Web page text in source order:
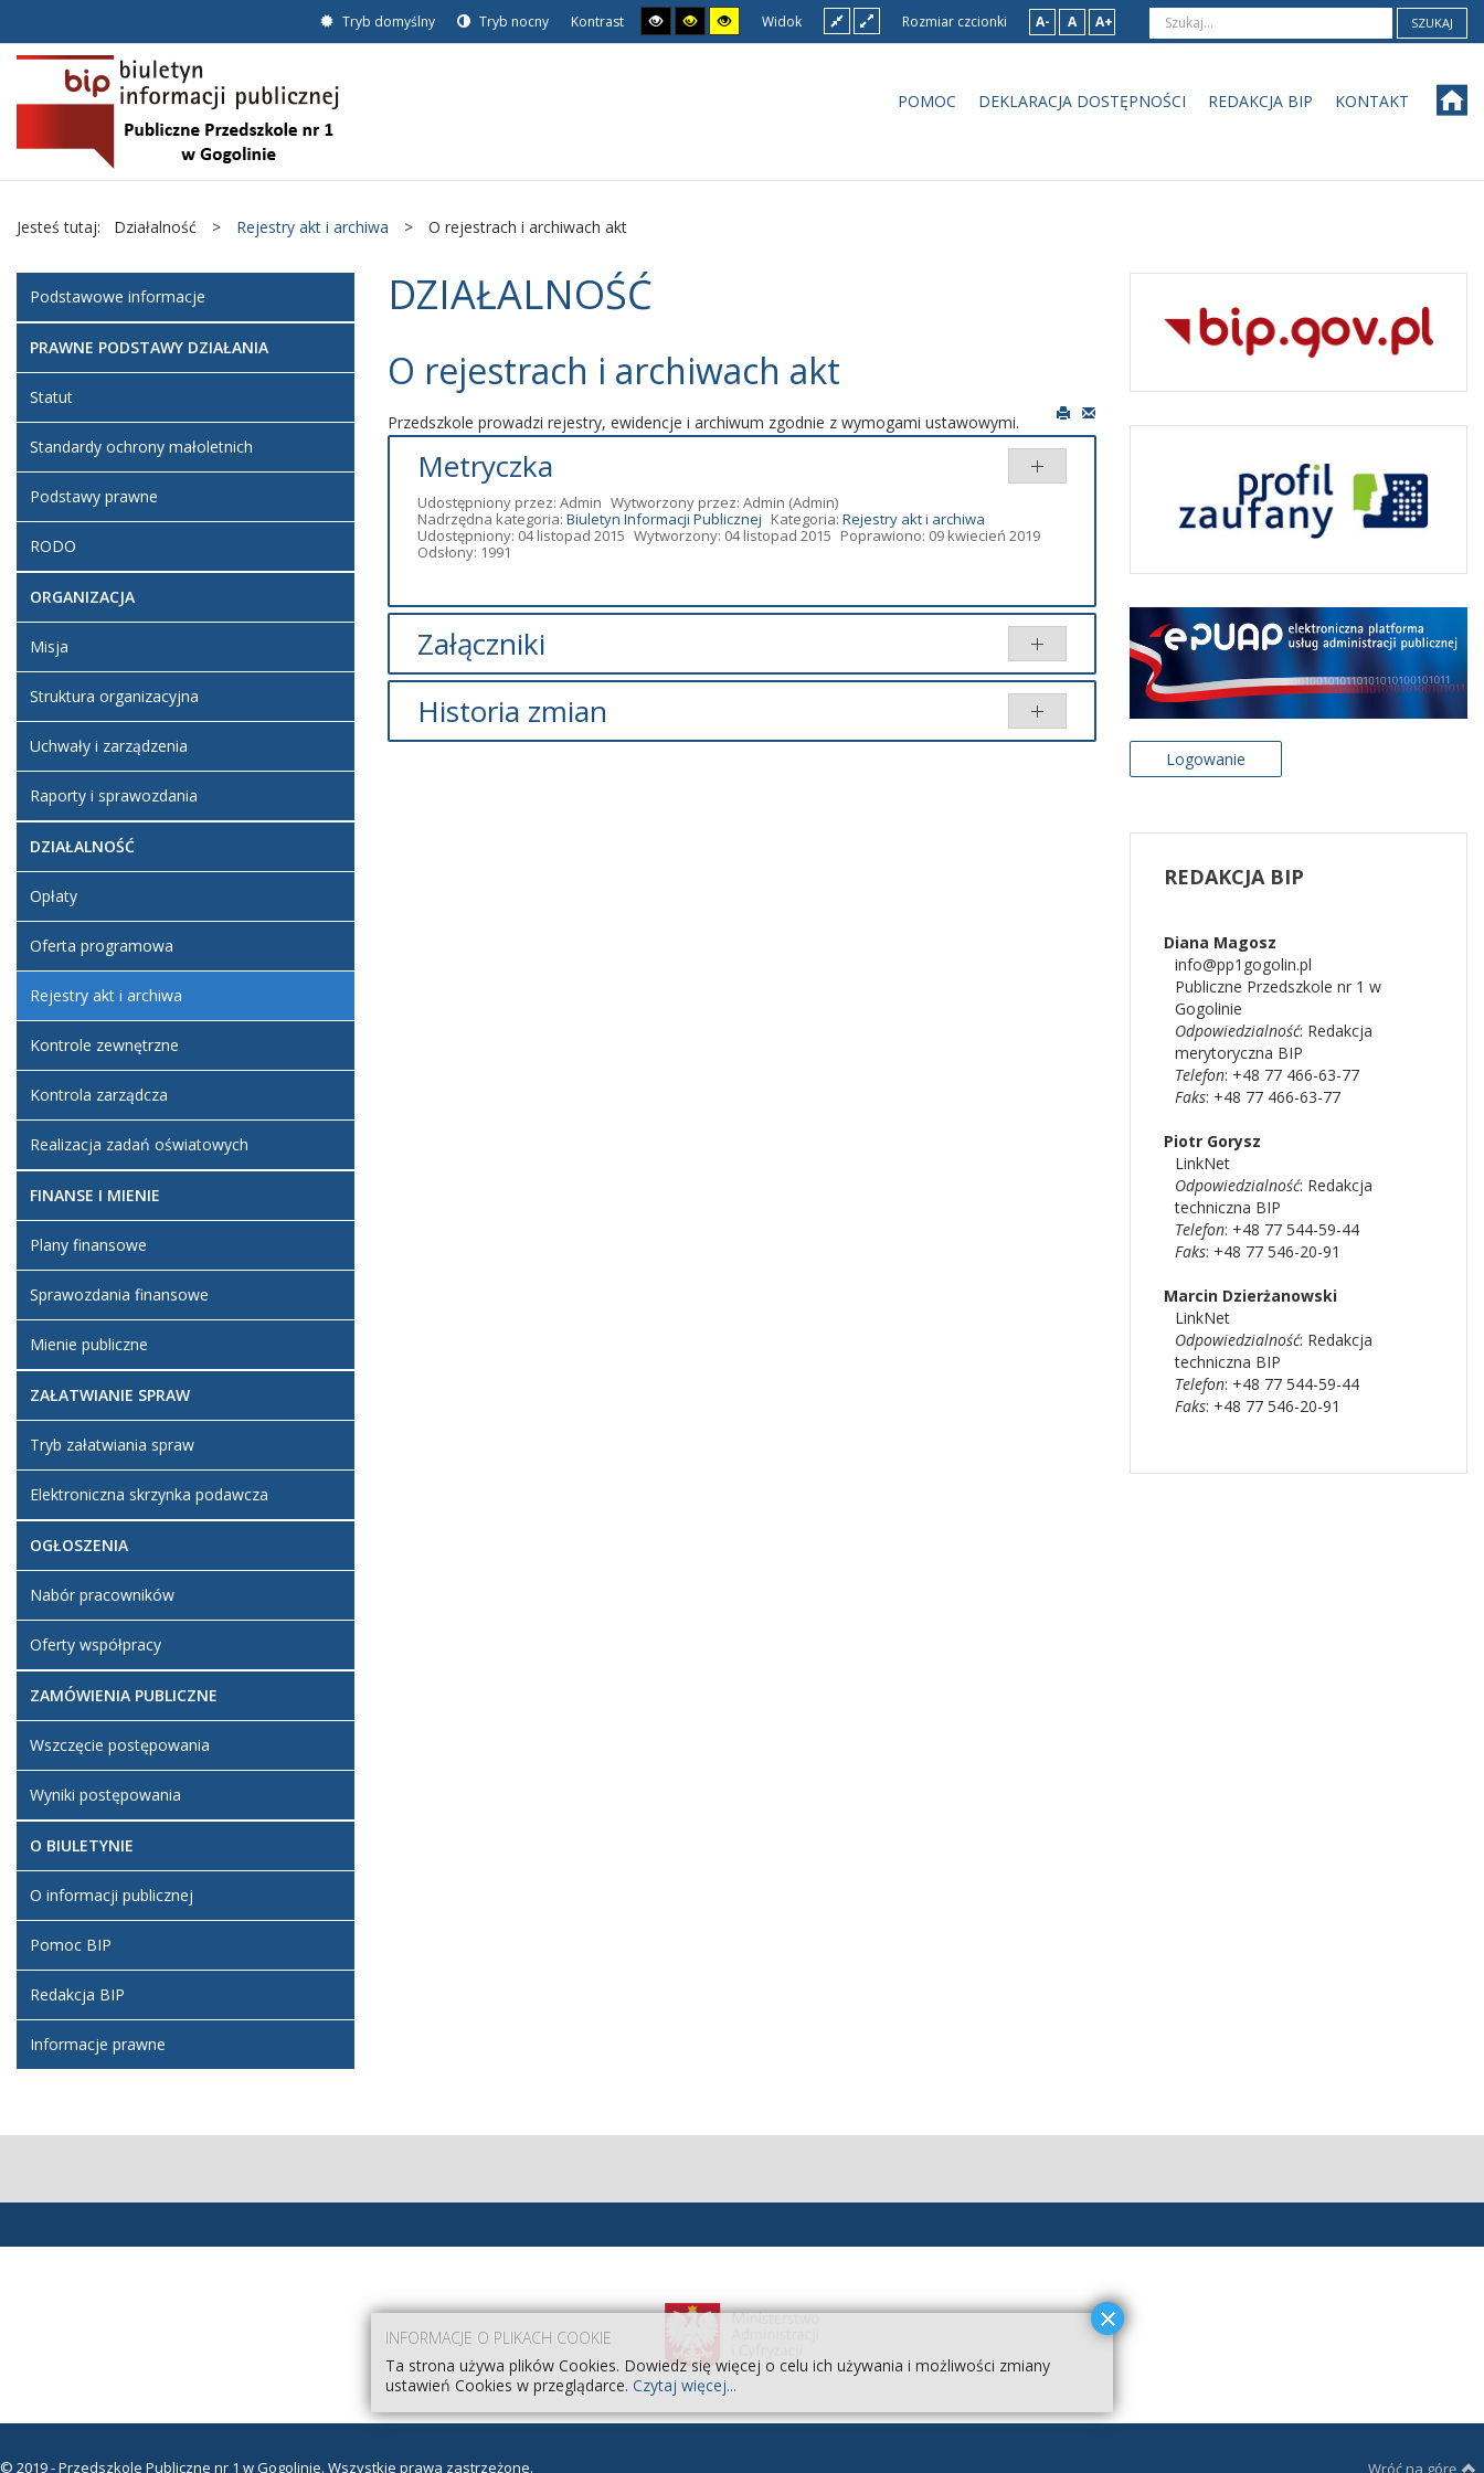
Tryb domyślny Tryb nocny Kontrast Widok Rozmiar czcionki A- A A+ SZUKAJ
POMOC DEKLARACJA DOSTĘPNOŚCI REDAKCJA BIP KONTAKT
Jesteś tutaj: Działalność > Rejestry akt i archiwa > O rejestrach i archiwach akt
DZIAŁALNOŚĆ
O rejestrach i archiwach akt
Przedszkole prowadzi rejestry, ewidencje i archiwum zgodnie z wymogami ustawowymi.
Metryczka
Udostępniony przez: Admin Wytworzony przez: Admin (Admin)
Nadrzędna kategoria: Biuletyn Informacji Publicznej Kategoria: Rejestry akt i archiwa
Udostępniony: 04 listopad 2015 Wytworzony: 04 listopad 2015 Poprawiono: 09 kwiecień 2019
Odsłony: 1991
Załączniki
Brak załączników.
Historia zmian
Podstawowe informacje
PRAWNE PODSTAWY DZIAŁANIA
Statut
Standardy ochrony małoletnich
Podstawy prawne
RODO
ORGANIZACJA
Misja
Struktura organizacyjna
Uchwały i zarządzenia
Raporty i sprawozdania
DZIAŁALNOŚĆ
Opłaty
Oferta programowa
Rejestry akt i archiwa
Kontrole zewnętrzne
Kontrola zarządcza
Realizacja zadań oświatowych
FINANSE I MIENIE
Plany finansowe
Sprawozdania finansowe
Mienie publiczne
ZAŁATWIANIE SPRAW
Tryb załatwiania spraw
Elektroniczna skrzynka podawcza
OGŁOSZENIA
Nabór pracowników
Oferty współpracy
ZAMÓWIENIA PUBLICZNE
Wszczęcie postępowania
Wyniki postępowania
O BIULETYNIE
O informacji publicznej
Pomoc BIP
Redakcja BIP
Informacje prawne
Logowanie
REDAKCJABIP
Diana Magosz
info@pp1gogolin.pl
Publiczne Przedszkole nr 1 w
Gogolinie
Odpowiedzialność: Redakcja
merytoryczna BIP
Telefon: +48 77 466-63-77
Faks: +48 77 466-63-77
Piotr Gorysz
LinkNet
Odpowiedzialność: Redakcja
techniczna BIP
Telefon: +48 77 544-59-44
Faks: +48 77 546-20-91
Marcin Dzierżanowski
LinkNet
Odpowiedzialność: Redakcja
techniczna BIP
Telefon: +48 77 544-59-44
Faks: +48 77 546-20-91
INFORMACJE O PLIKACH COOKIE
Ta strona używa plików Cookies. Dowiedz się więcej o celu ich używania i możliwości zmiany
ustawień Cookies w przeglądarce.Czytaj więcej...
© 2019 - Przedszkole Publiczne nr 1 w Gogolinie. Wszystkie prawa zastrzeżone. Wróć na górę